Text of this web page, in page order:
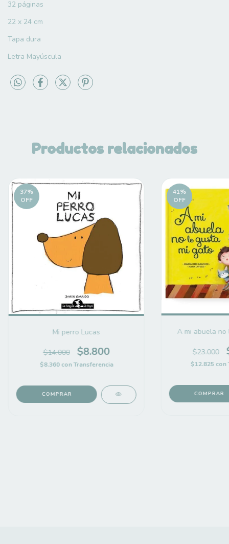
32 páginas
22 x 24 cm
Tapa dura
Letra Mayúscula
Productos relacionados
37%
OFF
Mi perro Lucas
$14.000 $8.800
$8.360con Transferencia
41%
OFF
A mi abuela
$23.000
$12.825con